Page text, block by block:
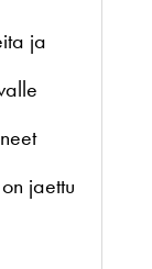
ja
jaettu